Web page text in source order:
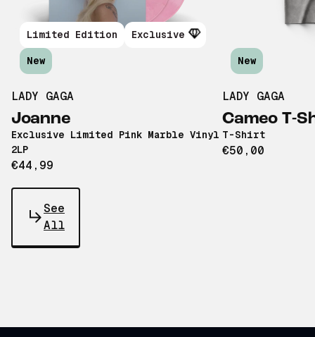
Limited Edition Exclusive
New
LADY GAGA
Joanne
Exclusive Limited Pink Marble Vinyl
2LP
€44,99
New
LADY GAGA
Cameo T-
T-Shirt
€50,00
See
All